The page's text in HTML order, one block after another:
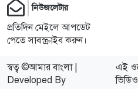
নির্বাচনী নিরাপত্তা
মহাপরিচালকের বেইজ
১৪নিউজলেটার
প্রতিদিন মেইলে আপডেট
পেতে সাবস্ক্রাইব করুন।
স্বত্ব ©আমার বাংলা |
Developed By
এই